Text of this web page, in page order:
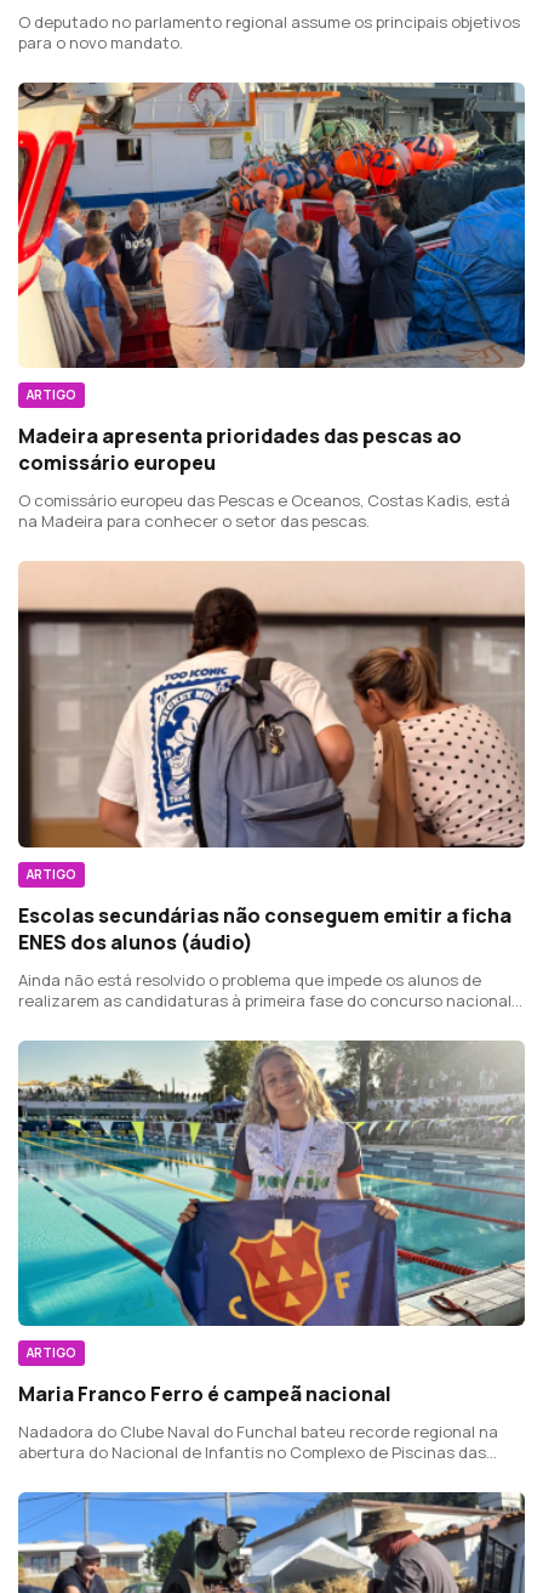
O deputado no parlamento regional assume os principais objetivos
para o novo mandato.
ARTIGO
Madeira apresenta prioridades das pescas ao
comissário europeu
O comissário europeu das Pescas e Oceanos, Costas Kadis, está
na Madeira para conhecer o setor das pescas.
ARTIGO
Escolas secundárias não conseguem emitir a ficha
ENES dos alunos (áudio)
Ainda não está resolvido o problema que impede os alunos de
realizarem as candidaturas à primeira fase do concurso nacional
ARTIGO
Maria Franco Ferro é campeã nacional
Nadadora do Clube Naval do Funchal bateu recorde regional na
abertura do Nacional de Infantis no Complexo de Piscinas das